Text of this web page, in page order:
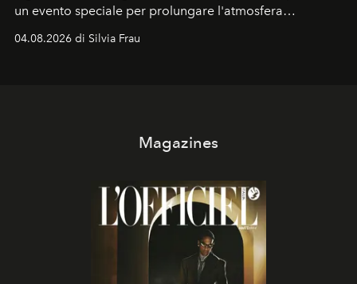
un evento speciale per prolungare l'atmosfera
04.08.2026 di Silvia Frau
Magazines